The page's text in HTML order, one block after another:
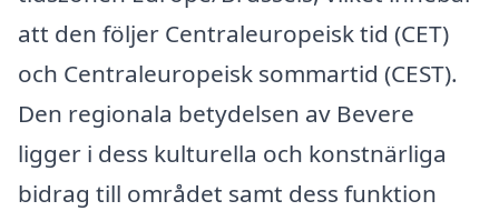
att den följer Centraleuropeisk tid (CET)
och Centraleuropeisk sommartid (CEST).
Den regionala betydelsen av Bevere
ligger i dess kulturella och konstnärliga
bidrag till området samt dess funktion